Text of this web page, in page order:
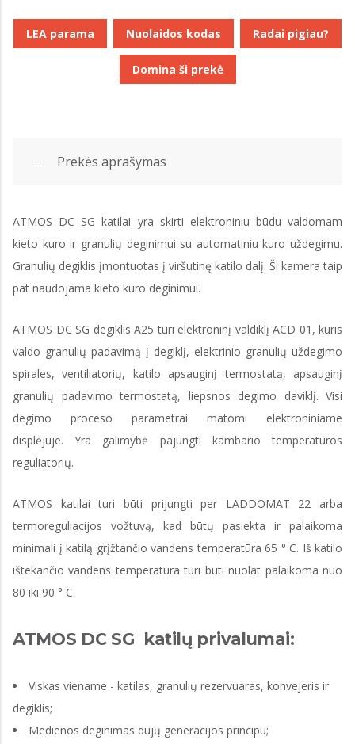
LEA parama Nuolaidos kodas Radai pigiau?
Domina ši prekė
Prekės aprašymas
ATMOS DC SG katilai yra skirti elektroniniu būdu valdomam
kieto kuro ir granulių deginimui su automatiniu kuro uždegimu.
Granulių degiklis įmontuotas į viršutinę katilo dalį. Ši kamera taip
pat naudojama kieto kuro deginimui.
ATMOS DC SG degiklis A25 turi elektroninį valdiklį ACD 01, kuris
valdo granulių padavimą į degiklį, elektrinio granulių uždegimo
spirales, ventiliatorių, katilo apsauginį termostatą, apsauginį
granulių padavimo termostatą, liepsnos degimo daviklį. Visi
degimo proceso parametrai matomi elektroniniame
displėjuje. Yra galimybė pajungti kambario temperatūros
reguliatorių.
ATMOS katilai turi būti prijungti per LADDOMAT 22 arba
termoreguliacijos vožtuvą, kad būtų pasiekta ir palaikoma
minimali į katilą grįžtančio vandens temperatūra 65 ° C. Iš katilo
ištekančio vandens temperatūra turi būti nuolat palaikoma nuo
80 iki 90 ° C.
ATMOS DC SG katilų privalumai:
Viskas viename - katilas, granulių rezervuaras, konvejeris ir
degiklis;
Medienos deginimas dujų generacijos principu;